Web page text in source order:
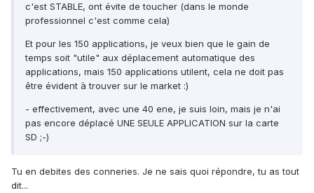
c'est STABLE, ont évite de toucher (dans le monde
professionnel c'est comme cela)
Et pour les 150 applications, je veux bien que le gain de
temps soit "utile" aux déplacement automatique des
applications, mais 150 applications utilent, cela ne doit pas
être évident à trouver sur le market :)
- effectivement, avec une 40 ene, je suis loin, mais je n'ai
pas encore déplacé UNE SEULE APPLICATION sur la carte
SD ;-)
Tu en debites des conneries. Je ne sais quoi répondre, tu as tout
dit...